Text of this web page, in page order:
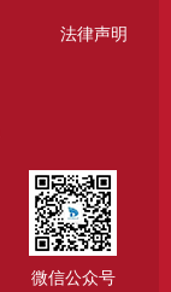
法律声明
微信公众号